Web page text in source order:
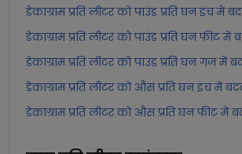
डेकाग्राम प्रति लीटर को पाउंड प्रति घन इंच में
डेकाग्राम प्रति लीटर को पाउंड प्रति घन फीट में
डेकाग्राम प्रति लीटर को पाउंड प्रति घन गज में
डेकाग्राम प्रति लीटर को औंस प्रति घन इंच में
डेकाग्राम प्रति लीटर को औंस प्रति घन फीट में